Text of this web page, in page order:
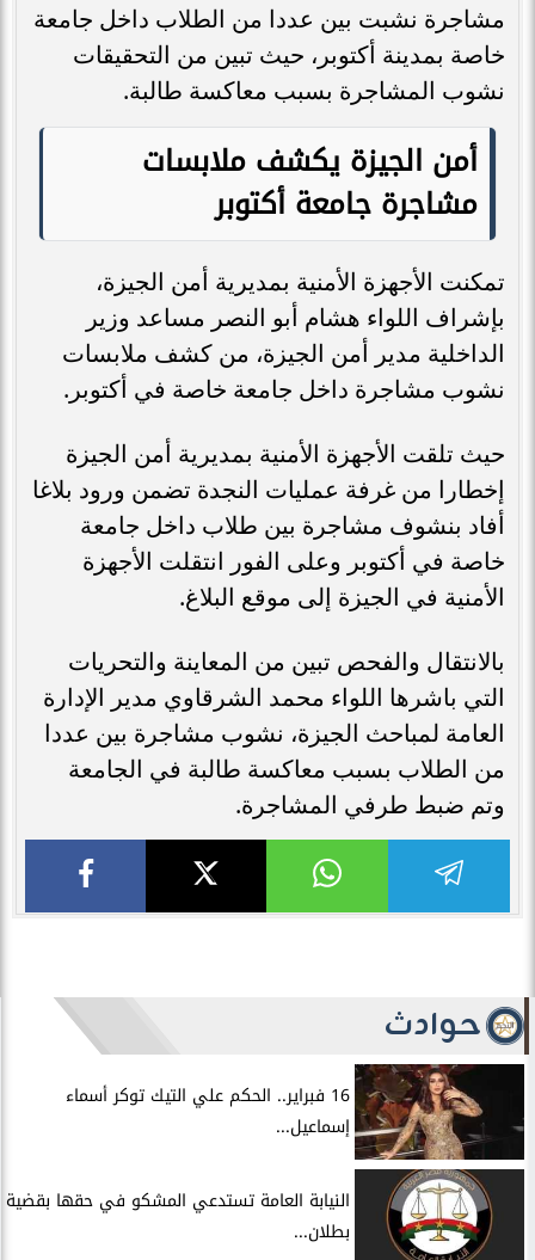
مشاجرة نشبت بين عددا من الطلاب داخل جامعة
خاصة بمدينة أكتوبر، حيث تبين من التحقيقات
نشوب المشاجرة بسبب معاكسة طالبة.
أمن الجيزة يكشف ملابسات
مشاجرة جامعة أكتوبر
تمكنت الأجهزة الأمنية بمديرية أمن الجيزة،
بإشراف اللواء هشام أبو النصر مساعد وزير
الداخلية مدير أمن الجيزة، من كشف ملابسات
نشوب مشاجرة داخل جامعة خاصة في أكتوبر.
حيث تلقت الأجهزة الأمنية بمديرية أمن الجيزة
إخطارا من غرفة عمليات النجدة تضمن ورود بلاغا
أفاد بنشوف مشاجرة بين طلاب داخل جامعة
خاصة في أكتوبر وعلى الفور انتقلت الأجهزة
الأمنية في الجيزة إلى موقع البلاغ.
بالانتقال والفحص تبين من المعاينة والتحريات
التي باشرها اللواء محمد الشرقاوي مدير الإدارة
العامة لمباحث الجيزة، نشوب مشاجرة بين عددا
من الطلاب بسبب معاكسة طالبة في الجامعة
وتم ضبط طرفي المشاجرة.
حوادث
16 فبراير.. الحكم علي التيك توكر أسماء
إسماعيل...
النيابة العامة تستدعي المشكو في حقها بقضية
بطلان...